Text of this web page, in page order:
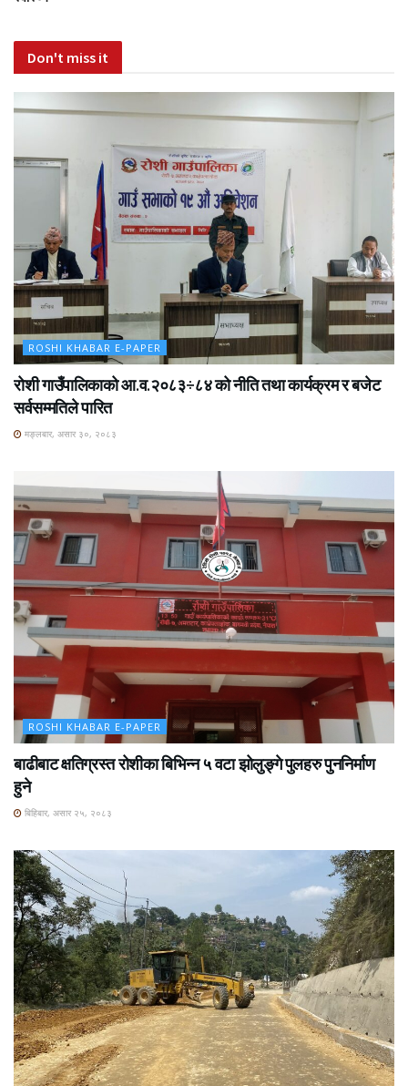
Don't miss it
ROSHI KHABAR E-PAPER
रोशी गाउँपालिकाको आ.व.२०८३÷८४ को नीति तथा कार्यक्रम र बजेट
सर्वसम्मतिले पारित
मङ्लबार, असार ३०, २०८३
ROSHI KHABAR E-PAPER
बाढीबाट क्षतिग्रस्त रोशीका बिभिन्न ५ वटा झोलुङ्गे पुलहरु पुननिर्माण
हुने
बिहिबार, असार २५, २०८३